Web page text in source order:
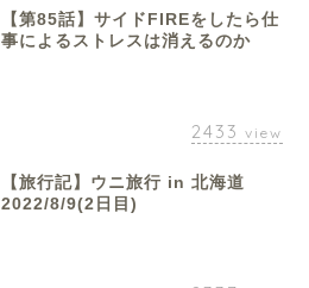
【第85話】サイドFIREをしたら仕
事によるストレスは消えるのか
2433 view
【旅行記】ウニ旅行 in 北海道
2022/8/9(2日目)